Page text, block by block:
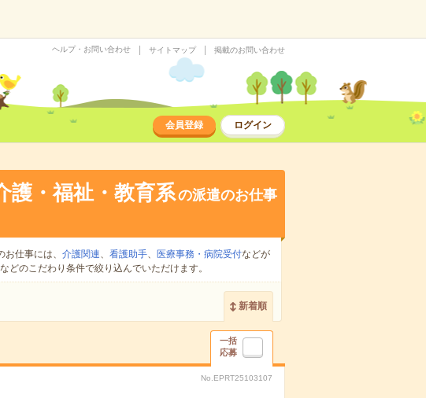
ヘルプ・お問い合わせ サイトマップ 掲載のお問い合わせ
会員登録 ログイン
護・福祉・教育系の派遣のお仕事
仕事には、 介護関連、 看護助手、 医療事務・病院受付などが
などのこだわり条件で絞り込んでいただけます。
新着順
一括
応募
No.EPRT25103107